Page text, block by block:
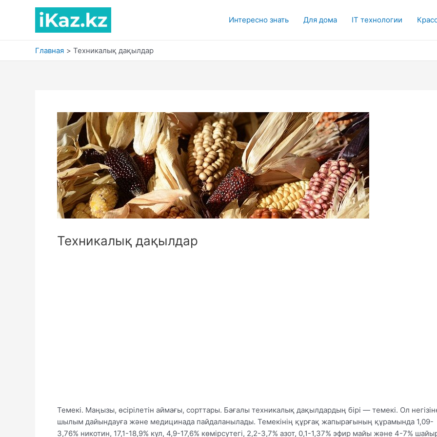
содержимому
Интересно знать Для дома IT технологии
Главная Техникалық дақылдар
Техникалық дақылдар
Темекі. Маңызы, өсірілетін аймағы, сорттары. Бағалы техникалық дақылдардың бірі — темекі. Ол
шылым дайындауға және медицинада пайдаланылады. Темекінің құрғақ жапырағының құрамында 1,09-
3,76% никотин, 17,1-18,9% күл, 4,9-17,6% көмірсутегі, 2,2-3,7% азот, 0,1-1,37% эфир майы және 4-7%